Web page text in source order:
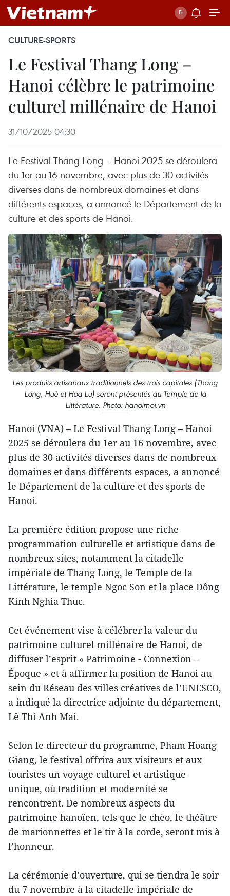
CULTURE-SPORTS
Le Festival Thang Long –
Hanoi célèbre le patrimoine
culturel millénaire de Hanoi
31/10/2025 04:30
Le Festival Thang Long – Hanoi 2025 se déroulera
du 1er au 16 novembre, avec plus de 30 activités
diverses dans de nombreux domaines et dans
différents espaces, a annoncé le Département de la
culture et des sports de Hanoi.
Les produits artisanaux traditionnels des trois capitales (Thang
Long, Huê et Hoa Lu) seront présentés au Temple de la
Littérature. Photo: hanoimoi.vn
Hanoi (VNA) – Le Festival Thang Long – Hanoi
2025 se déroulera du 1er au 16 novembre, avec
plus de 30 activités diverses dans de nombreux
domaines et dans différents espaces, a annoncé
le Département de la culture et des sports de
Hanoi.
La première édition propose une riche
programmation culturelle et artistique dans de
nombreux sites, notamment la citadelle
impériale de Thang Long, le Temple de la
Littérature, le temple Ngoc Son et la place Dông
Kinh Nghia Thuc.
Cet événement vise à célébrer la valeur du
patrimoine culturel millénaire de Hanoi, de
diffuser l’esprit « Patrimoine - Connexion –
Époque » et à affirmer la position de Hanoi au
sein du Réseau des villes créatives de l’UNESCO,
a indiqué la directrice adjointe du département,
Lê Thi Anh Mai.
Selon le directeur du programme, Pham Hoang
Giang, le festival offrira aux visiteurs et aux
touristes un voyage culturel et artistique
unique, où tradition et modernité se
rencontrent. De nombreux aspects du
patrimoine hanoïen, tels que le chèo, le théâtre
de marionnettes et le tir à la corde, seront mis à
l’honneur.
La cérémonie d’ouverture, qui se tiendra le soir
du 7 novembre à la citadelle impériale de